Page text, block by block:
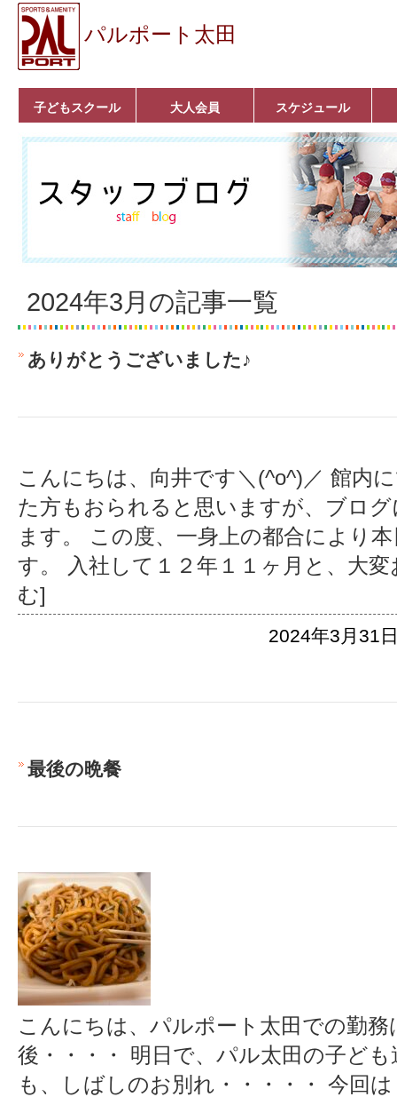
パルポート太田
子どもスクール
ベビーコース
幼児コース
小学生コース
育成コース
選手コース
キッズパーク(体操教
室)
クラシックバレエ
ボルダリング
■入会案内
大人会員
いきいきコース
トライアスロン
フィットネス
■入会案内
スケジュール
2024年3月の記事一覧
ありがとうございました♪
こんにちは、向井です＼(^o^)／ 館内
た方もおられると思いますが、ブロ
ます。 この度、一身上の都合により
す。 入社して１２年１１ヶ月と、大変
む]
2024年3月31
最後の晩餐
こんにちは、パルポート太田での勤
後・・・・ 明日で、パル太田の子ど
も、しばしのお別れ・・・・・ 今回